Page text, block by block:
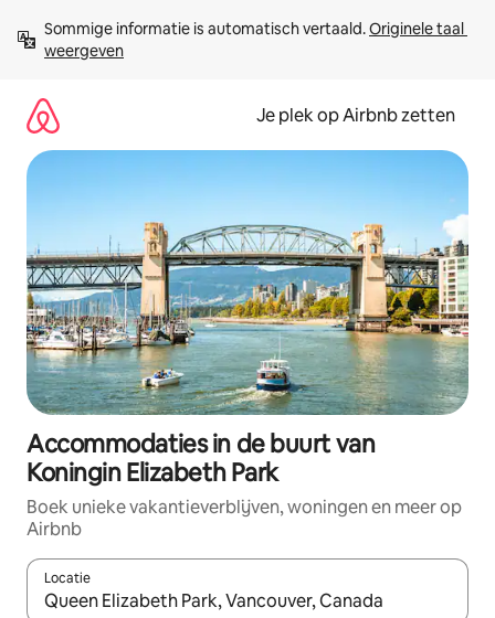
direct
naar
Sommige informatie is automatisch vertaald. Originele taal
weergeven
Je plek op Airbnb zetten
Accommodaties in de buurt van
Koningin Elizabeth Park
Boek unieke vakantieverblijven, woningen en meer op
Airbnb
Locatie
Wanneer er resultaten beschikbaar zijn, maak je een keuze